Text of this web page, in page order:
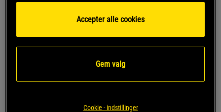
1.099 kr
Accepter alle cookies
Gem valg
Cookie - indstillinger